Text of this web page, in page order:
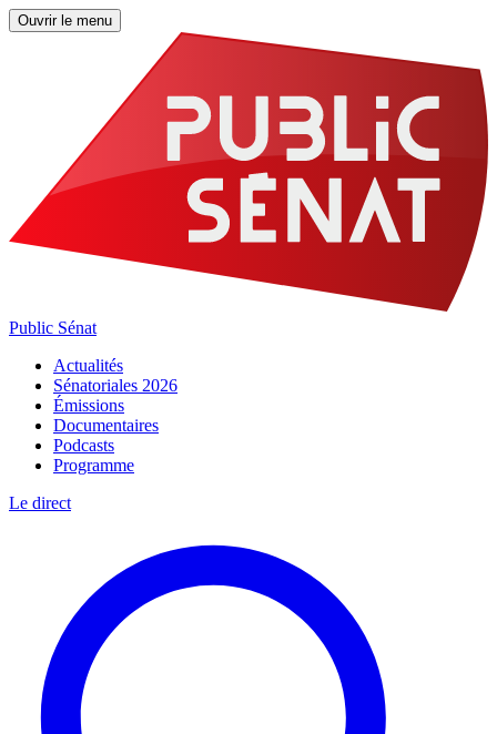
Ouvrir le menu
Public Sénat
Actualités
Sénatoriales 2026
Émissions
Documentaires
Podcasts
Programme
Le direct